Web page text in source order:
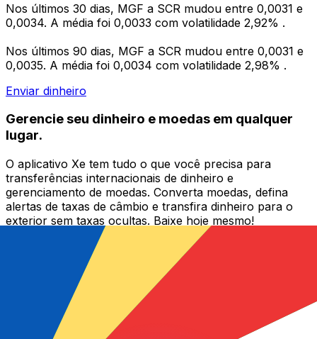
Nos últimos 30 dias, MGF a SCR mudou entre 0,0031 e
0,0034. A média foi 0,0033 com volatilidade 2,92% .
Nos últimos 90 dias, MGF a SCR mudou entre 0,0031 e
0,0035. A média foi 0,0034 com volatilidade 2,98% .
Enviar dinheiro
Gerencie seu dinheiro e moedas em qualquer
lugar.
O aplicativo Xe tem tudo o que você precisa para
transferências internacionais de dinheiro e
gerenciamento de moedas. Converta moedas, defina
alertas de taxas de câmbio e transfira dinheiro para o
exterior sem taxas ocultas. Baixe hoje mesmo!